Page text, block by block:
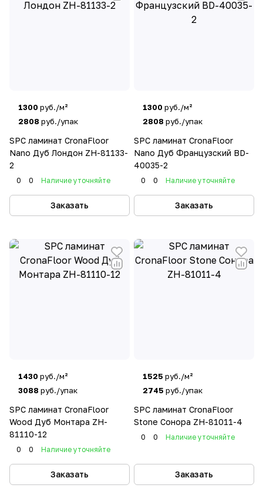
1300 руб./м²
2808 руб./упак
SPC ламинат CronaFloor
Nano Дуб Лондон ZH-81133-
2
0 0 Наличие уточняйте
Заказать
1300 руб./м²
2808 руб./упак
SPC ламинат CronaFloor
Nano Дуб Французский BD-
40035-2
0 0 Наличие уточняйте
Заказать
1430 руб./м²
3088 руб./упак
SPC ламинат CronaFloor
Wood Дуб Монтара ZH-
81110-12
0 0 Наличие уточняйте
Заказать
1525 руб./м²
2745 руб./упак
SPC ламинат CronaFloor
Stone Сонора ZH-81011-4
0 0 Наличие уточняйте
Заказать